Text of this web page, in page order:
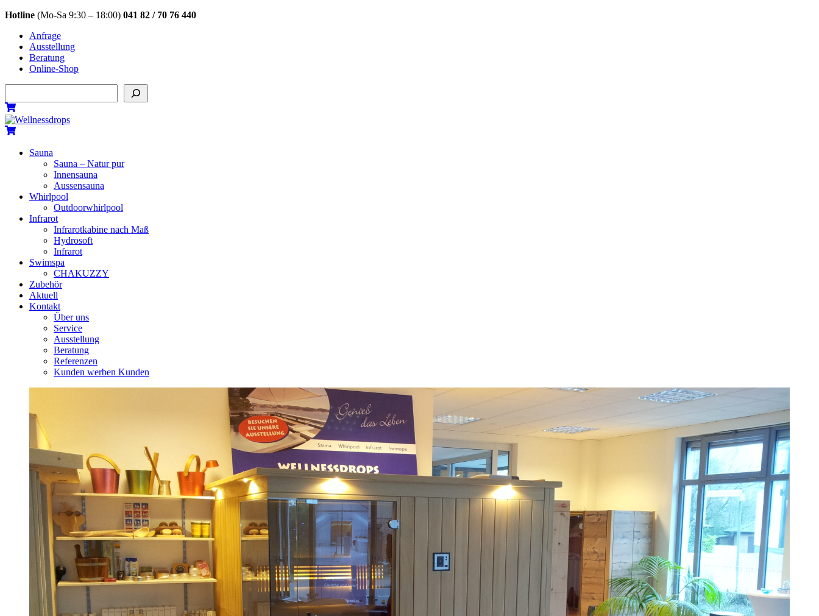
Skip
content
Hotline (Mo-Sa 9:30 – 18:00) 041 82 / 70 76 440
Anfrage
Ausstellung
Beratung
Online-Shop
MenuCart
Cart
Sauna
Sauna – Natur pur
Innensauna
Aussensauna
Whirlpool
Outdoorwhirlpool
Infrarot
Infrarotkabine nach Maß
Hydrosoft
Infrarot
Swimspa
CHAKUZZY
Zubehör
Aktuell
Kontakt
Über uns
Service
Ausstellung
Beratung
Referenzen
Kunden werben Kunden